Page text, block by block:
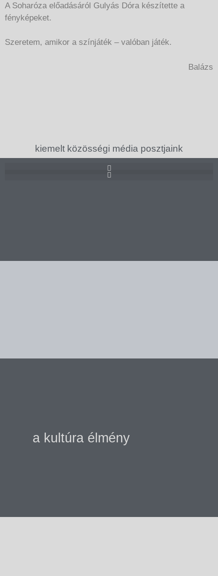
A Soharóza előadásáról Gulyás Dóra készítette a
fényképeket.
Szeretem, amikor a színjáték – valóban játék.
Balázs
kiemelt közösségi média posztjaink
a kultúra élmény